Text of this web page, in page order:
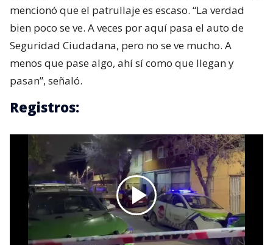
mencionó que el patrullaje es escaso. “La verdad
bien poco se ve. A veces por aquí pasa el auto de
Seguridad Ciudadana, pero no se ve mucho. A
menos que pase algo, ahí sí como que llegan y
pasan”, señaló.
Registros: